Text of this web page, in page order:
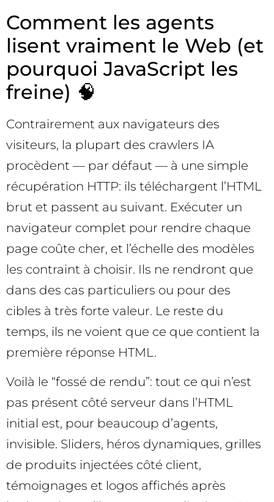
Comment les agents
lisent vraiment le Web (et
pourquoi JavaScript les
freine) 🧠
Contrairement aux navigateurs des
visiteurs, la plupart des crawlers IA
procèdent — par défaut — à une simple
récupération HTTP: ils téléchargent l’HTML
brut et passent au suivant. Exécuter un
navigateur complet pour rendre chaque
page coûte cher, et l’échelle des modèles
les contraint à choisir. Ils ne rendront que
dans des cas particuliers ou pour des
cibles à très forte valeur. Le reste du
temps, ils ne voient que ce que contient la
première réponse HTML.
Voilà le “fossé de rendu”: tout ce qui n’est
pas présent côté serveur dans l’HTML
initial est, pour beaucoup d’agents,
invisible. Sliders, héros dynamiques, grilles
de produits injectées côté client,
témoignages et logos affichés après